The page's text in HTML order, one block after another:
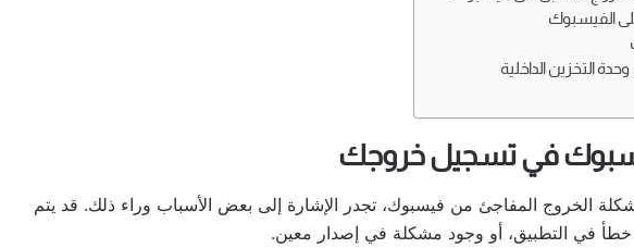
في تسجيل خروجك
الخروج المفاجئ من فيسبوك، تجدر الإشارة إلى بعض الأسباب وراء ذلك. قد يتم
في التطبيق، أو وجود مشكلة في إصدار معين.